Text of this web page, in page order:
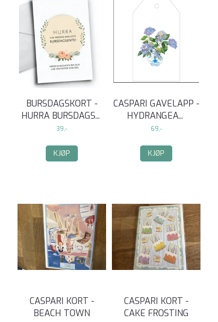
BURSDAGSKORT -
HURRA BURSDAGS...
39,-
KJØP
CASPARI GAVELAPP -
HYDRANGEA...
69,-
KJØP
CASPARI KORT -
BEACH TOWN
CASPARI KORT -
CAKE FROSTING